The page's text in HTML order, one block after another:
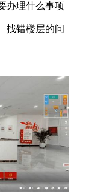
办理什么事项
找错楼层的问